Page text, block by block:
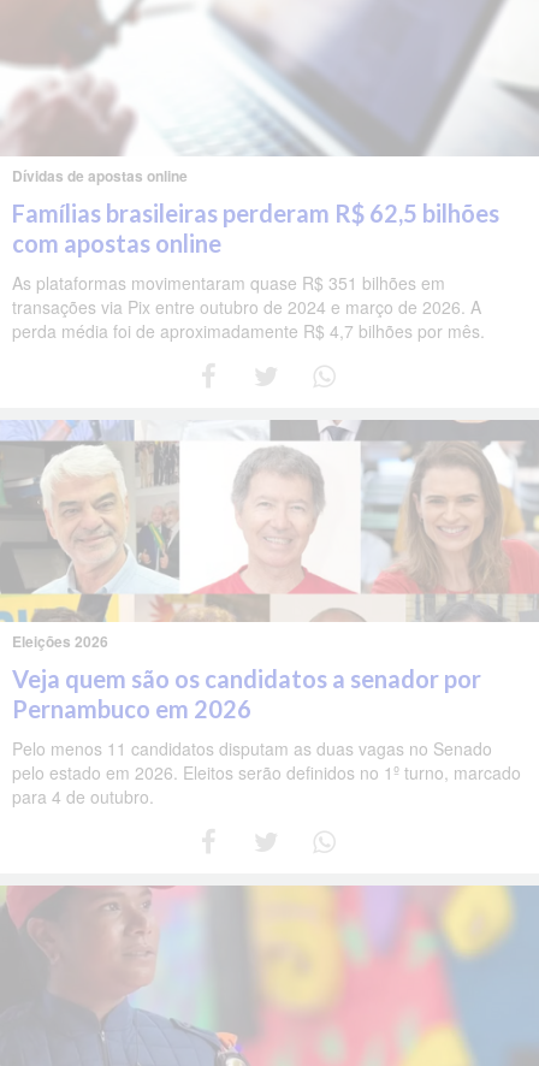
Dívidas de apostas online
Famílias brasileiras perderam R$ 62,5 bilhões
com apostas online
As plataformas movimentaram quase R$ 351 bilhões em
transações via Pix entre outubro de 2024 e março de 2026. A
perda média foi de aproximadamente R$ 4,7 bilhões por mês.
Eleições 2026
Veja quem são os candidatos a senador por
Pernambuco em 2026
Pelo menos 11 candidatos disputam as duas vagas no Senado
pelo estado em 2026. Eleitos serão definidos no 1º turno, marcado
para 4 de outubro.